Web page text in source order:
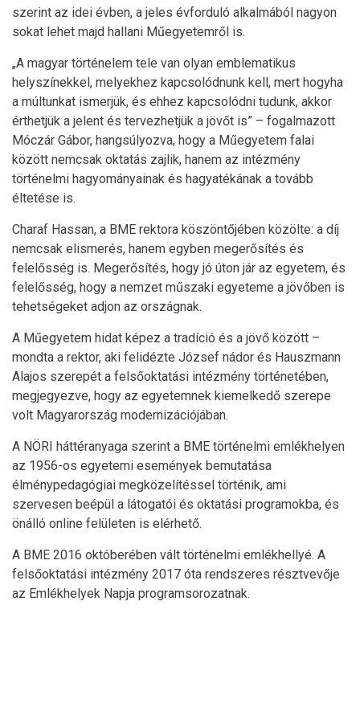
szerint az idei évben, a jeles évforduló alkalmából nagyon
sokat lehet majd hallani Műegyetemről is.
„A magyar történelem tele van olyan emblematikus
helyszínekkel, melyekhez kapcsolódnunk kell, mert hogyha
a múltunkat ismerjük, és ehhez kapcsolódni tudunk, akkor
érthetjük a jelent és tervezhetjük a jövőt is” – fogalmazott
Móczár Gábor, hangsúlyozva, hogy a Műegyetem falai
között nemcsak oktatás zajlik, hanem az intézmény
történelmi hagyományainak és hagyatékának a tovább
éltetése is.
Charaf Hassan, a BME rektora köszöntőjében közölte: a díj
nemcsak elismerés, hanem egyben megerősítés és
felelősség is. Megerősítés, hogy jó úton jár az egyetem, és
felelősség, hogy a nemzet műszaki egyeteme a jövőben is
tehetségeket adjon az országnak.
A Műegyetem hidat képez a tradíció és a jövő között –
mondta a rektor, aki felidézte József nádor és Hauszmann
Alajos szerepét a felsőoktatási intézmény történetében,
megjegyezve, hogy az egyetemnek kiemelkedő szerepe
volt Magyarország modernizációjában.
A NÖRI háttéranyaga szerint a BME történelmi emlékhelyen
az 1956-os egyetemi események bemutatása
élménypedagógiai megközelítéssel történik, ami
szervesen beépül a látogatói és oktatási programokba, és
önálló online felületen is elérhető.
A BME 2016 októberében vált történelmi emlékhellyé. A
felsőoktatási intézmény 2017 óta rendszeres résztvevője
az Emlékhelyek Napja programsorozatnak.